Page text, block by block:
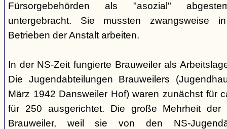
Fürsorgebehörden als "asozial"
untergebracht. Sie mussten zwangsweise
Betrieben der Anstalt arbeiten.
In der NS-Zeit fungierte Brauweiler als
Die Jugendabteilungen Brauweilers
März 1942 Dansweiler Hof) waren zunächst für
für 250 ausgerichtet. Die große Mehrheit der
Brauweiler, weil sie von den NS-